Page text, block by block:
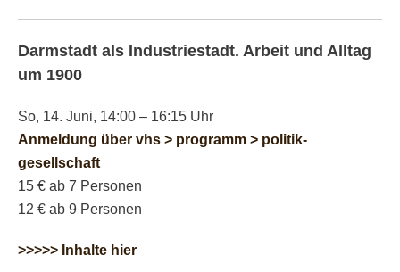
Darmstadt als Industriestadt. Arbeit und Alltag
um 1900
So, 14. Juni, 14:00 – 16:15 Uhr
Anmeldung über vhs > programm > politik-
gesellschaft
15 € ab 7 Personen
12 € ab 9 Personen
>>>>> Inhalte hier